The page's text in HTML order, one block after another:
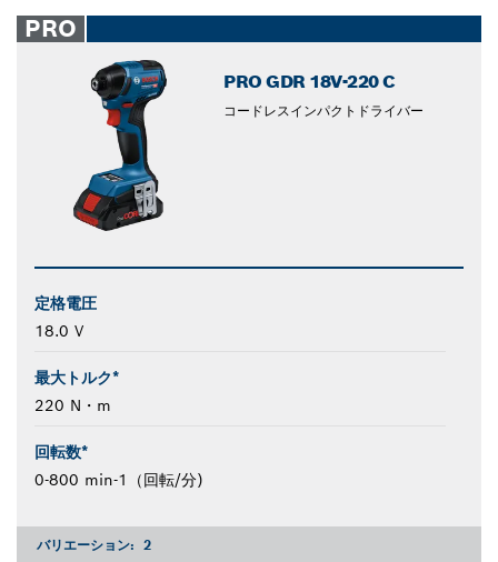
PRO
PRO GDR 18V-220 C
コードレスインパクトドライバー
定格電圧
18.0 V
最大トルク*
220 N・m
回転数*
0-800 min-1（回転/分)
バリエーション: 2